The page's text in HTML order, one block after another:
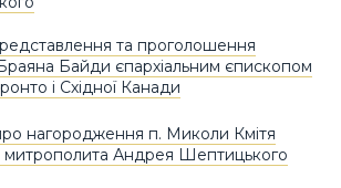
та проголошення
Байди єпархіальним єпископом
і Східної Канади
нагородження п. Миколи Кмітя
Андрея Шептицького